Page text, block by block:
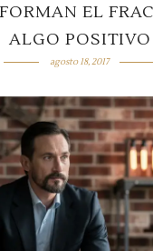
EL
ALGO POSITIVO
agosto 18, 2017